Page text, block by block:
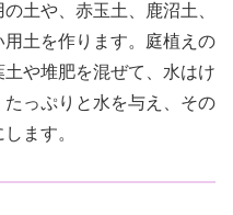
土や、赤玉土、鹿沼土、
土を作ります。庭植えの
や堆肥を混ぜて、水はけ
っぷりと水を与え、その
ます。